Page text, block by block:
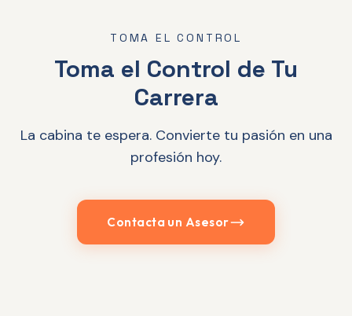
TOMA EL CONTROL
Toma el Control de Tu
Carrera
La cabina te espera. Convierte tu pasión en una
profesión hoy.
Contacta un Asesor